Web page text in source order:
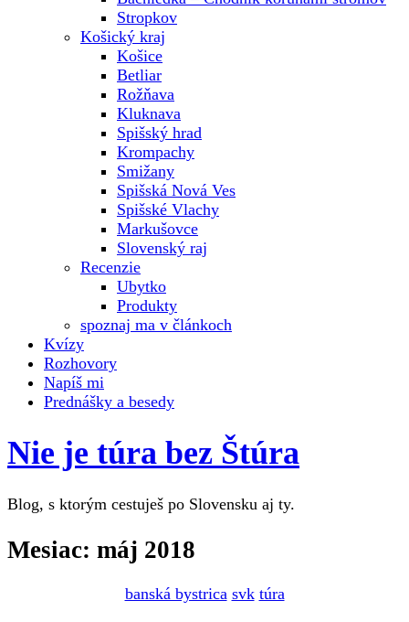
Stropkov
Košický kraj
Košice
Betliar
Rožňava
Kluknava
Spišský hrad
Krompachy
Smižany
Spišská Nová Ves
Spišské Vlachy
Markušovce
Slovenský raj
Recenzie
Ubytko
Produkty
spoznaj ma v článkoch
Kvízy
Rozhovory
Napíš mi
Prednášky a besedy
Nie je túra bez Štúra
Blog, s ktorým cestuješ po Slovensku aj ty.
Mesiac: máj 2018
banská bystrica svk túra